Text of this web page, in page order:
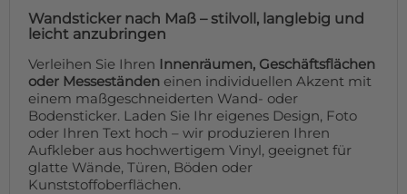
Wandsticker nach Maß – stilvoll, langlebig und
leicht anzubringen
Verleihen Sie Ihren Innenräumen, Geschäftsflächen
oder Messeständen einen individuellen Akzent mit
einem maßgeschneiderten Wand- oder
Bodensticker. Laden Sie Ihr eigenes Design, Foto
oder Ihren Text hoch – wir produzieren Ihren
Aufkleber aus hochwertigem Vinyl, geeignet für
glatte Wände, Türen, Böden oder
Kunststoffoberflächen.